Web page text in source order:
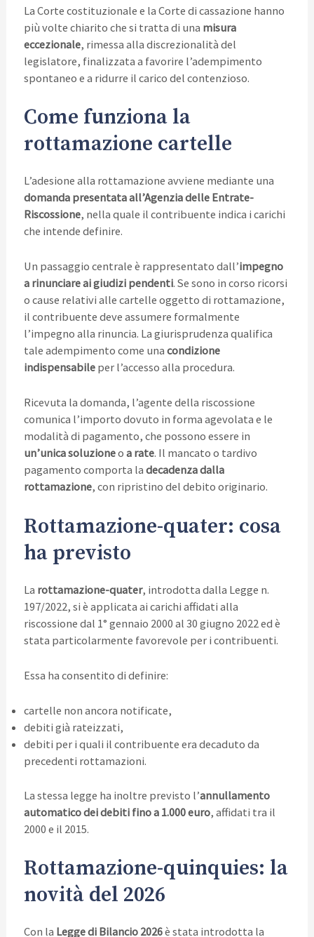
La Corte costituzionale e la Corte di cassazione hanno
più volte chiarito che si tratta di una misura
eccezionale, rimessa alla discrezionalità del
legislatore, finalizzata a favorire l’adempimento
spontaneo e a ridurre il carico del contenzioso.
Come funziona la
rottamazione cartelle
L’adesione alla rottamazione avviene mediante una
domanda presentata all’Agenzia delle Entrate-
Riscossione, nella quale il contribuente indica i carichi
che intende definire.
Un passaggio centrale è rappresentato dall’impegno
a rinunciare ai giudizi pendenti. Se sono in corso ricorsi
o cause relativi alle cartelle oggetto di rottamazione,
il contribuente deve assumere formalmente
l’impegno alla rinuncia. La giurisprudenza qualifica
tale adempimento come una condizione
indispensabileper l’accesso alla procedura.
Ricevuta la domanda, l’agente della riscossione
comunica l’importo dovuto in forma agevolata e le
modalità di pagamento, che possono essere in
un’unica soluzioneo a rate. Il mancato o tardivo
pagamento comporta la decadenza dalla
rottamazione, con ripristino del debito originario.
Rottamazione-quater: cosa
ha previsto
La rottamazione-quater, introdotta dalla Legge n.
197/2022, si è applicata ai carichi affidati alla
riscossione dal 1° gennaio 2000 al 30 giugno 2022 ed è
stata particolarmente favorevole per i contribuenti.
Essa ha consentito di definire:
cartelle non ancora notificate,
debiti già rateizzati,
debiti per i quali il contribuente era decaduto da
precedenti rottamazioni.
La stessa legge ha inoltre previsto l’annullamento
automatico dei debiti fino a 1.000 euro, affidati tra il
2000 e il 2015.
Rottamazione-quinquies: la
novità del 2026
Con la Legge di Bilancio 2026è stata introdotta la